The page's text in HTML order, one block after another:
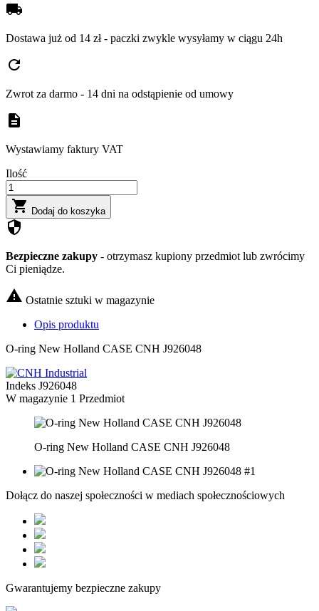
local_shipping
Dostawa już od 14 zł - paczki zwykle wysyłamy w ciągu 24h
refresh
Zwrot za darmo - 14 dni na odstąpienie od umowy
description
Wystawiamy faktury VAT
Ilość
 Dodaj do koszyka
security
Bezpieczne zakupy - otrzymasz kupiony przedmiot lub zwrócimy
Ci pieniądze.
 Ostatnie sztuki w magazynie
Opis produktu
O-ring New Holland CASE CNH J926048
Indeks J926048
W magazynie 1 Przedmiot
O-ring New Holland CASE CNH J926048
Dołącz do naszej społeczności w mediach społecznościowych
Gwarantujemy bezpieczne zakupy